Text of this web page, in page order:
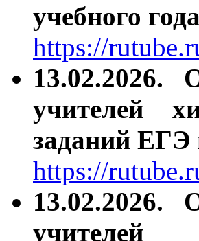
учебного
https://
13.02.2026.
учителей
заданий ЕГЭ
https://
13.02.2026.
учителей